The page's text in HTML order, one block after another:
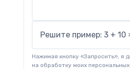
Решите пример: 3 + 10
Нажимая кнопку «Запросить», я
на обработку моих